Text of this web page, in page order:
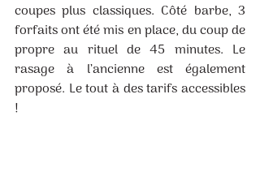
coupes plus classiques. Côté barbe, 3
forfaits ont été mis en place, du coup de
propre au rituel de 45 minutes. Le
rasage à l’ancienne est également
proposé. Le tout à des tarifs accessibles
!